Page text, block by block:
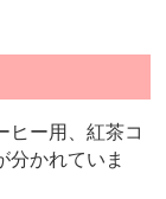
ヒー用、紅茶コ
分かれていま